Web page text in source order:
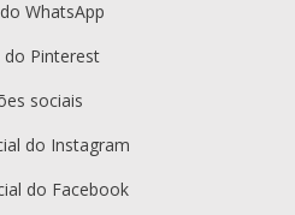
WhatsApp
Pinterest
sociais
do Instagram
do Facebook